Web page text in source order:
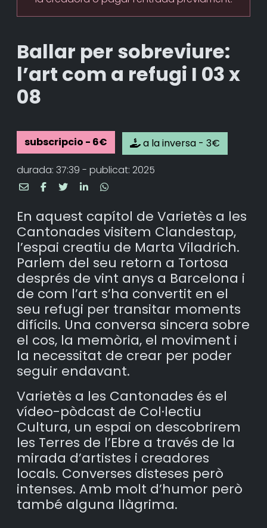
Ballar per sobreviure:
l’art com a refugi I 03 x
08
subscripcio - 6€
a la inversa - 3€
durada: 37:39 - publicat: 2025
En aquest capítol de Varietès a les
Cantonades visitem Clandestap,
l’espai creatiu de Marta Viladrich.
Parlem del seu retorn a Tortosa
després de vint anys a Barcelona i
de com l’art s’ha convertit en el
seu refugi per transitar moments
difícils. Una conversa sincera sobre
el cos, la memòria, el moviment i
la necessitat de crear per poder
seguir endavant.
Varietès a les Cantonades és el
vídeo-pòdcast de Col·lectiu
Cultura, un espai on descobrirem
les Terres de l’Ebre a través de la
mirada d’artistes i creadores
locals. Converses disteses però
intenses. Amb molt d’humor però
també alguna llàgrima.